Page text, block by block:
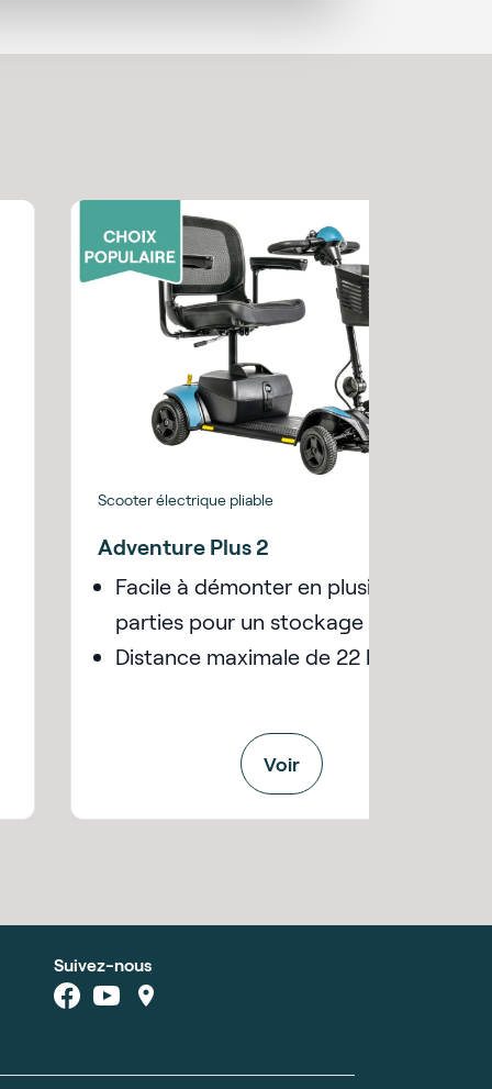
Scooter électrique pliable
Adventure Plus 2
Facile à démonter en plusieurs
parties pour un stockage aisé
Distance maximale de 22 km
Voir
Suivez-nous